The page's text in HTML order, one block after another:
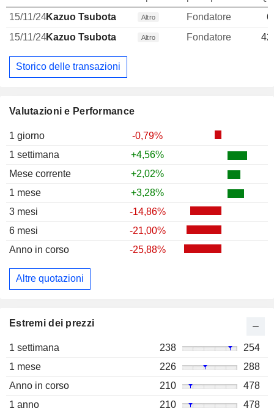
Valutazioni e Performance
1 giorno
-0,79%
1 settimana
+4,56%
Mese corrente
+2,02%
1 mese
+3,28%
3 mesi
-14,86%
6 mesi
-21,00%
Anno in corso
-25,88%
Altre quotazioni
Estremi dei prezzi
1 settimana 238
254
1 mese
226
288
Anno in corso
210
478
1 anno
210
478
15/11/24Kazuo Tsubota Altro Fondatore
15/11/24Kazuo Tsubota Altro Fondatore
Storico delle transazioni